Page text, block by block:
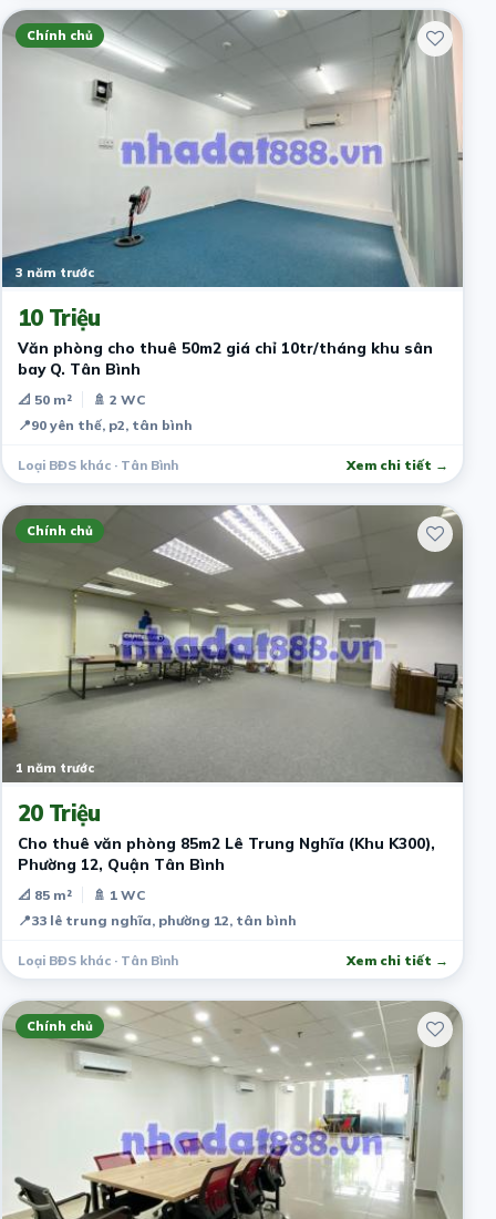
Chính chủ
3 năm trước
10 Triệu
Văn phòng cho thuê 50m2 giá chỉ 10tr/tháng khu sân
bay Q. Tân Bình
📐 50 m²
🚿 2 WC
📍90 yên thế, p2, tân bình
Loại BĐS khác · Tân Bình Xem chi tiết →
Chính chủ
1 năm trước
20 Triệu
Cho thuê văn phòng 85m2 Lê Trung Nghĩa (Khu K300),
Phường 12, Quận Tân Bình
📐 85 m²
🚿 1 WC
📍33 lê trung nghĩa, phường 12, tân bình
Loại BĐS khác · Tân Bình Xem chi tiết →
Chính chủ